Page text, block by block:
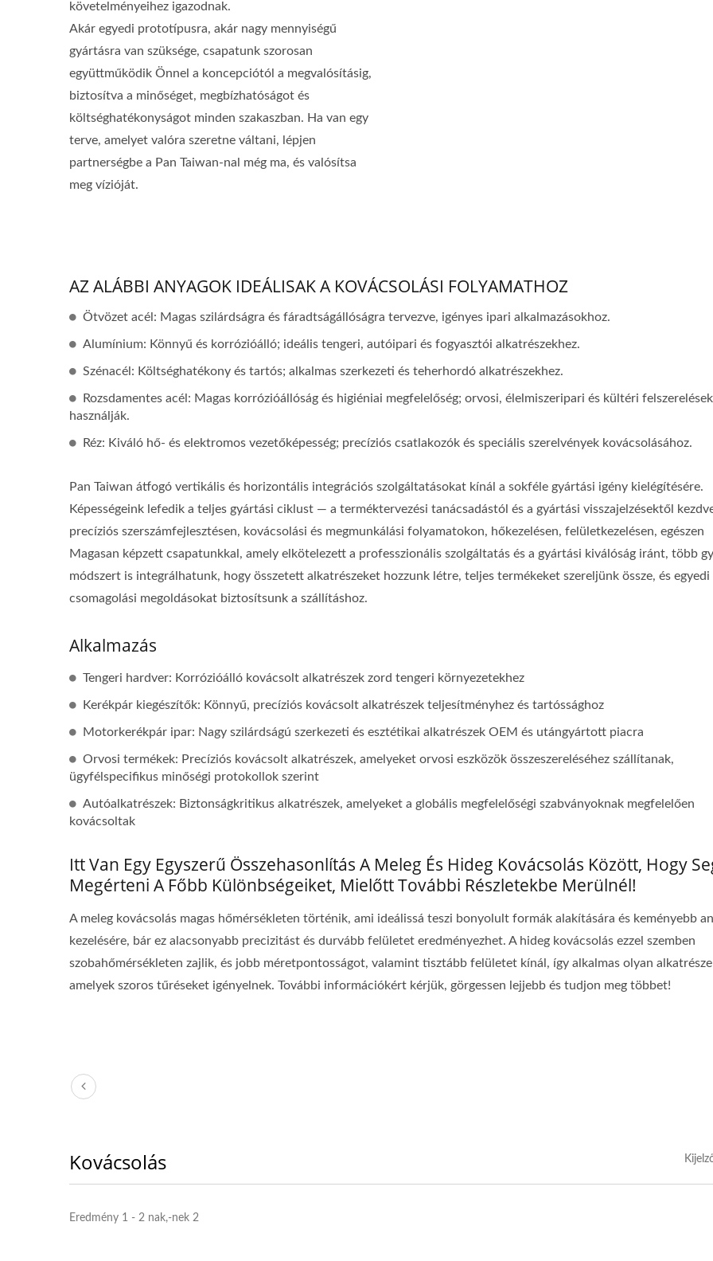
követelményeihez igazodnak.
Akár egyedi prototípusra, akár nagy mennyiségű
gyártásra van szüksége, csapatunk szorosan
együttműködik Önnel a koncepciótól a megvalósításig,
biztosítva a minőséget, megbízhatóságot és
költséghatékonyságot minden szakaszban. Ha van egy
terve, amelyet valóra szeretne váltani, lépjen
partnerségbe a Pan Taiwan-nal még ma, és valósítsa
meg vízióját.
AZ ALÁBBI ANYAGOK IDEÁLISAK A KOVÁCSOLÁSI FOLYAMATHOZ
Ötvözet acél: Magas szilárdságra és fáradtságállóságra tervezve, igényes ipari alkalmazásokhoz.
Alumínium: Könnyű és korrózióálló; ideális tengeri, autóipari és fogyasztói alkatrészekhez.
Szénacél: Költséghatékony és tartós; alkalmas szerkezeti és teherhordó alkatrészekhez.
Rozsdamentes acél: Magas korrózióállóság és higiéniai megfelelőség; orvosi, élelmiszeripari és kültéri
használják.
Réz: Kiváló hő- és elektromos vezetőképesség; precíziós csatlakozók és speciális szerelvények kovácsolásához.
Pan Taiwan átfogó vertikális és horizontális integrációs szolgáltatásokat kínál a sokféle gyártási igény kielégítésére.
Képességeink lefedik a teljes gyártási ciklust — a terméktervezési tanácsadástól és a gyártási visszajelzésektől
precíziós szerszámfejlesztésen, kovácsolási és megmunkálási folyamatokon, hőkezelésen, felületkezelésen, egészen
Magasan képzett csapatunkkal, amely elkötelezett a professzionális szolgáltatás és a gyártási kiválóság iránt, több
módszert is integrálhatunk, hogy összetett alkatrészeket hozzunk létre, teljes termékeket szereljünk össze, és egyedi
csomagolási megoldásokat biztosítsunk a szállításhoz.
Alkalmazás
Tengeri hardver: Korrózióálló kovácsolt alkatrészek zord tengeri környezetekhez
Kerékpár kiegészítők: Könnyű, precíziós kovácsolt alkatrészek teljesítményhez és tartóssághoz
Motorkerékpár ipar: Nagy szilárdságú szerkezeti és esztétikai alkatrészek OEM és utángyártott piacra
Orvosi termékek: Precíziós kovácsolt alkatrészek, amelyeket orvosi eszközök összeszereléséhez szállítanak,
ügyfélspecifikus minőségi protokollok szerint
Autóalkatrészek: Biztonságkritikus alkatrészek, amelyeket a globális megfelelőségi szabványoknak megfelelően
kovácsoltak
Itt Van Egy Egyszerű Összehasonlítás A Meleg És Hideg Kovácsolás Között, Hogy
Megérteni A Főbb Különbségeiket, Mielőtt További Részletekbe Merülnél!
A meleg kovácsolás magas hőmérsékleten történik, ami ideálissá teszi bonyolult formák alakítására és keményebb
kezelésére, bár ez alacsonyabb precizitást és durvább felületet eredményezhet. A hideg kovácsolás ezzel szemben
szobahőmérsékleten zajlik, és jobb méretpontosságot, valamint tisztább felületet kínál, így alkalmas olyan
amelyek szoros tűréseket igényelnek. További információkért kérjük, görgessen lejjebb és tudjon meg többet!
Kovácsolás
Eredmény 1 - 2 nak,-nek 2
Hordozható Többfunkciós
Szerszámok
Egyedi Készítésű Tasak